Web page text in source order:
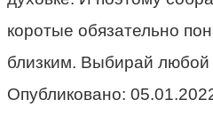
коротые обязательно
близким. Выбирай любой
Опубликовано: